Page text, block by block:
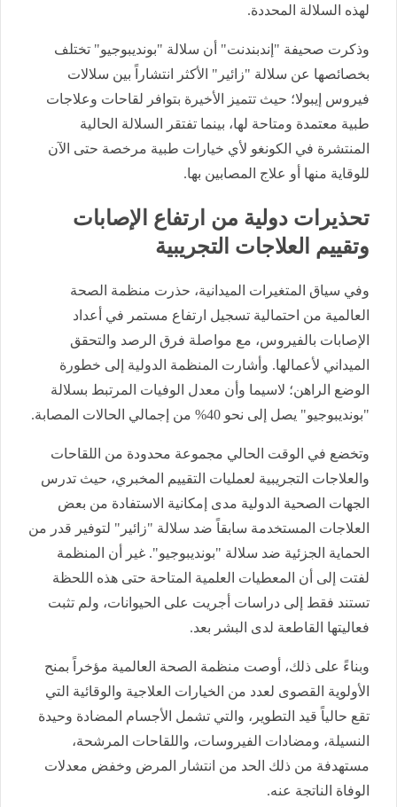
لهذه السلالة المحددة.
​وذكرت صحيفة "إندبندنت" أن سلالة "بونديبوجيو" تختلف
بخصائصها عن سلالة "زائير" الأكثر انتشاراً بين سلالات
فيروس إيبولا؛ حيث تتميز الأخيرة بتوافر لقاحات وعلاجات
طبية معتمدة ومتاحة لها، بينما تفتقر السلالة الحالية
المنتشرة في الكونغو لأي خيارات طبية مرخصة حتى الآن
للوقاية منها أو علاج المصابين بها.
​تحذيرات دولية من ارتفاع الإصابات
وتقييم العلاجات التجريبية
​وفي سياق المتغيرات الميدانية، حذرت منظمة الصحة
العالمية من احتمالية تسجيل ارتفاع مستمر في أعداد
الإصابات بالفيروس، مع مواصلة فرق الرصد والتحقق
الميداني لأعمالها. وأشارت المنظمة الدولية إلى خطورة
الوضع الراهن؛ لاسيما وأن معدل الوفيات المرتبط بسلالة
"بونديبوجيو" يصل إلى نحو 40% من إجمالي الحالات المصابة.
​وتخضع في الوقت الحالي مجموعة محدودة من اللقاحات
والعلاجات التجريبية لعمليات التقييم المخبري، حيث تدرس
الجهات الصحية الدولية مدى إمكانية الاستفادة من بعض
العلاجات المستخدمة سابقاً ضد سلالة "زائير" لتوفير قدر من
الحماية الجزئية ضد سلالة "بونديبوجيو". غير أن المنظمة
لفتت إلى أن المعطيات العلمية المتاحة حتى هذه اللحظة
تستند فقط إلى دراسات أجريت على الحيوانات، ولم تثبت
فعاليتها القاطعة لدى البشر بعد.
​وبناءً على ذلك، أوصت منظمة الصحة العالمية مؤخراً بمنح
الأولوية القصوى لعدد من الخيارات العلاجية والوقائية التي
تقع حالياً قيد التطوير، والتي تشمل الأجسام المضادة وحيدة
النسيلة، ومضادات الفيروسات، واللقاحات المرشحة،
مستهدفة من ذلك الحد من انتشار المرض وخفض معدلات
الوفاة الناتجة عنه.